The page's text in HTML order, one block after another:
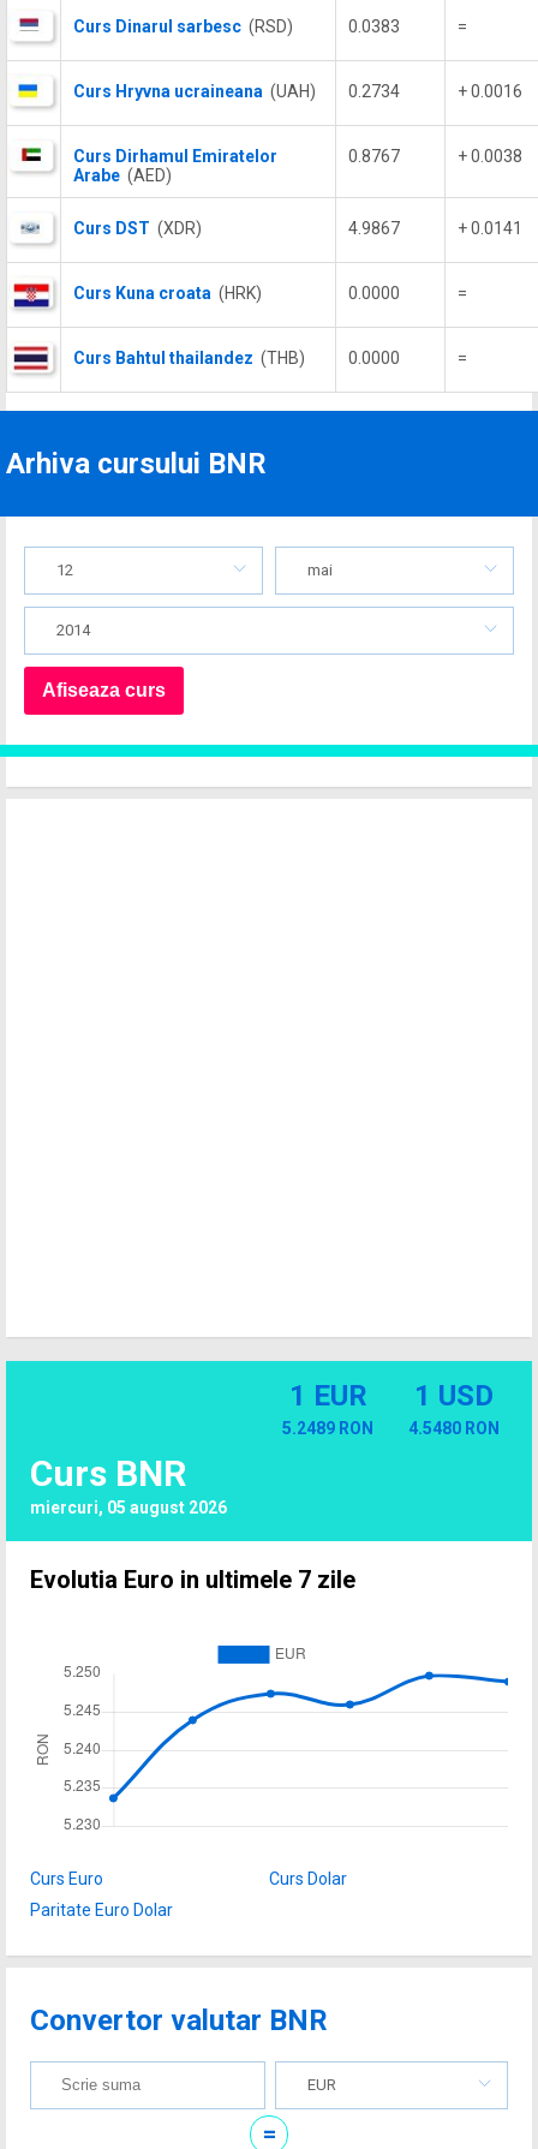
Curs Dinarul sarbesc (RSD) 0.0383 =
Curs Hryvna ucraineana (UAH) 0.2734 + 0.0016
Curs Dirhamul Emiratelor
Arabe (AED)
0.8767 + 0.0038
Curs DST (XDR) 4.9867 + 0.0141
Curs Kuna croata (HRK) 0.0000 =
Curs Bahtul thailandez (THB) 0.0000 =
Arhiva cursului BNR
12 mai
2014
Curs BNR
miercuri, 05 august 2026
1 EUR
5.2489 RON
1 USD
4.5480 RON
Evolutia Euro in ultimele 7 zile
Curs Euro
Curs Dolar
Paritate Euro Dolar
Convertor valutar BNR
EUR
=